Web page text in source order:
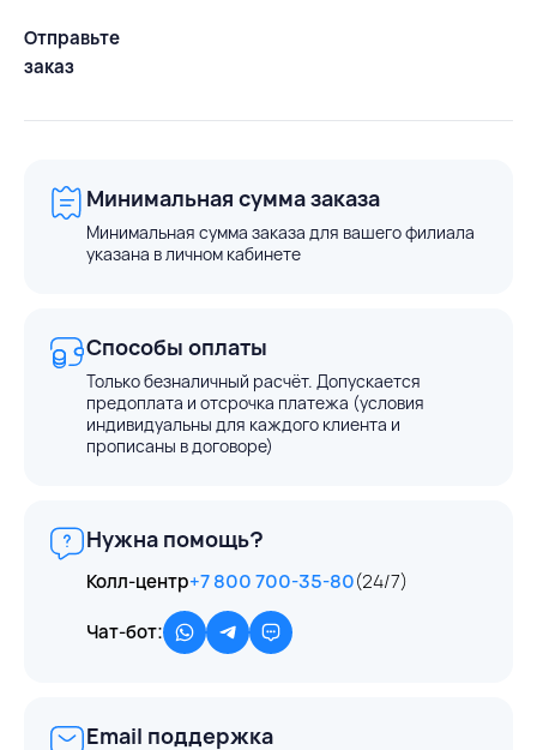
Отправьте
заказ
Минимальная сумма заказа
Минимальная сумма заказа для вашего филиала
указана в личном кабинете
Способы оплаты
Только безналичный расчёт. Допускается
предоплата и отсрочка платежа (условия
индивидуальны для каждого клиента и
прописаны в договоре)
Нужна помощь?
Колл-центр+7 800 700-35-80(24/7)
Чат-бот:
Email поддержка